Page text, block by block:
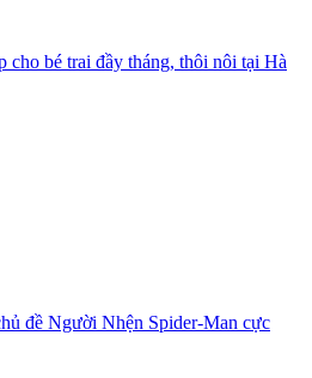
cho bé trai đầy tháng, thôi nôi tại Hà
đề Người Nhện Spider-Man cực